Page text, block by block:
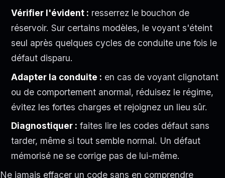
Vérifier l'évident : resserrez le bouchon de
réservoir. Sur certains modèles, le voyant s'éteint
seul après quelques cycles de conduite une fois le
défaut disparu.
Adapter la conduite : en cas de voyant clignotant
ou de comportement anormal, réduisez le régime,
évitez les fortes charges et rejoignez un lieu sûr.
Diagnostiquer : faites lire les codes défaut sans
tarder, même si tout semble normal. Un défaut
mémorisé ne se corrige pas de lui-même.
Ne jamais effacer un code sans en comprendre